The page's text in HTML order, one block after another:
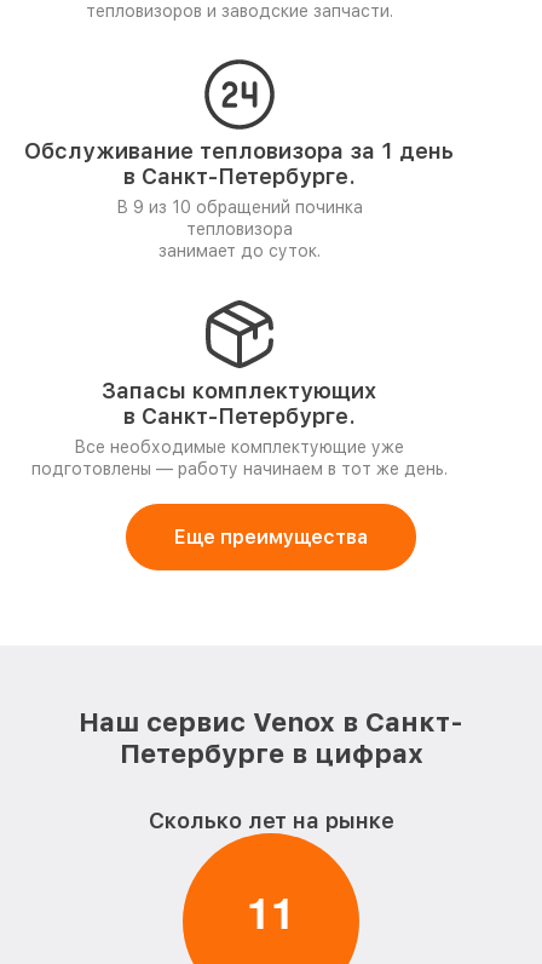
тепловизоров и заводские запчасти.
Обслуживание тепловизора за 1 день
в Санкт-Петербурге.
В 9 из 10 обращений починка
тепловизора
занимает до суток.
Запасы комплектующих
в Санкт-Петербурге.
Все необходимые комплектующие уже
подготовлены — работу начинаем в тот же день.
Еще преимущества
Наш сервис Venox в Санкт-
Петербурге в цифрах
Сколько лет на рынке
11